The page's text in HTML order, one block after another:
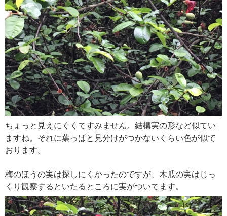
ちょっと見えにくくてすみません。結構実の形など似てい
ますね。それに葉っぱと見分けがつかないくらい色が似て
おります。
梅のほうの実は探しにくかったのですが、木瓜の実はじっ
くり観察するといたるところに実がついてます。